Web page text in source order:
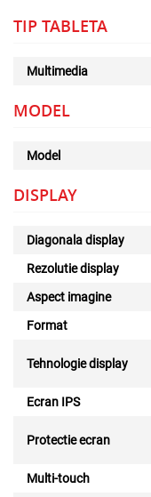
TIP TABLETA
Multimedia
MODEL
Model
DISPLAY
Diagonala display
Rezolutie display
Aspect imagine
Format
Tehnologie display
Ecran IPS
Protectie ecran
Multi-touch